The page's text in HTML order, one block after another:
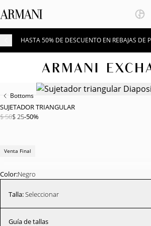
HASTA 50% DE DESCUENTO EN REBAJAS DE
Bottoms
Color:Negro
Talla:Seleccionar
Guía de tallas
SUJETADOR TRIANGULAR
$ 50$ 25-50%
Venta Final